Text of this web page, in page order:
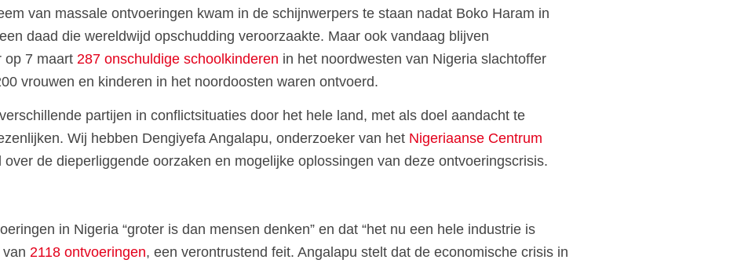
van massale ontvoeringen kwam in de schijnwerpers te staan nadat Boko Haram in
daad die wereldwijd opschudding veroorzaakte. Maar ook vandaag blijven
op 7 maart 287 onschuldige schoolkinderen in het noordwesten van Nigeria slachtoffer
vrouwen en kinderen in het noordoosten waren ontvoerd.
partijen in conflictsituaties door het hele land, met als doel aandacht te
Wij hebben Dengiyefa Angalapu, onderzoeker van het Nigeriaanse Centrum
over de dieperliggende oorzaken en mogelijke oplossingen van deze ontvoeringscrisis.
in Nigeria “groter is dan mensen denken” en dat “het nu een hele industrie is
2118 ontvoeringen, een verontrustend feit. Angalapu stelt dat de economische crisis in